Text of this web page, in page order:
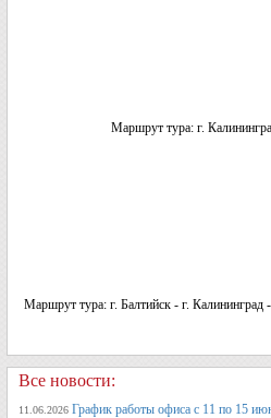
Маршрут тура: г.
Маршрут тура: г. Балтийск - г.
Все новости:
11.06.2026 График работы офиса с 11 по 15